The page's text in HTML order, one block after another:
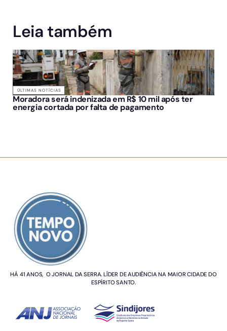
Leia também
ÚLTIMAS NOTÍCIAS
Moradora será indenizada em R$ 10 mil após ter
energia cortada por falta de pagamento
HÁ 41 ANOS, O JORNAL DA SERRA. LÍDER DE AUDIÊNCIA NA MAIOR CIDADE DO
ESPÍRITO SANTO.